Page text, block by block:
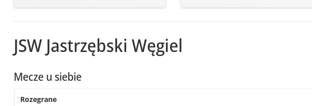
JSW Jastrzębski Węgiel
Mecze u siebie
Rozegrane